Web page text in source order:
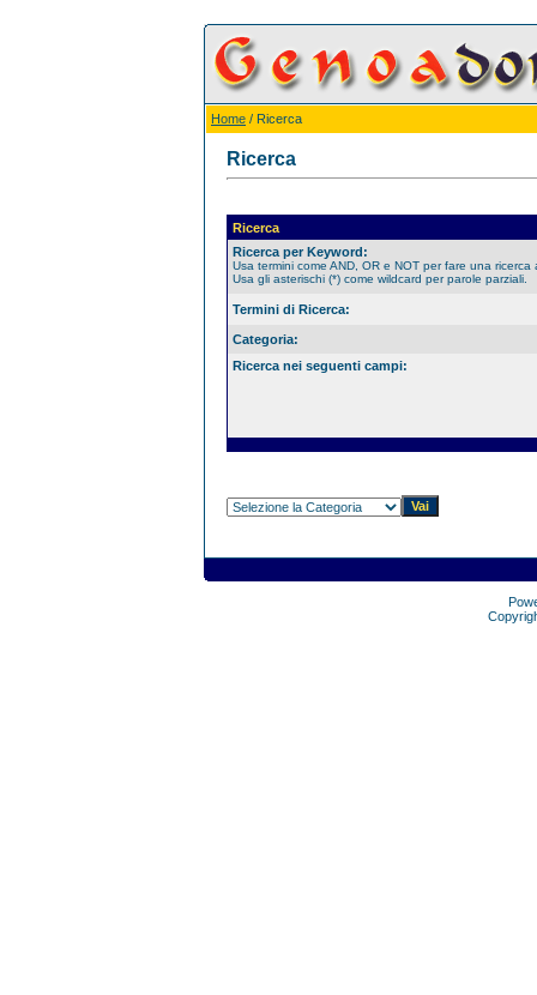
Home / Ricerca
Ricerca
Ricerca
Ricerca per Keyword:
Usa termini come AND, OR e NOT per fare una ricerca
Usa gli asterischi (*) come wildcard per parole parziali.
Termini di Ricerca:
Categoria:
Ricerca nei seguenti campi: